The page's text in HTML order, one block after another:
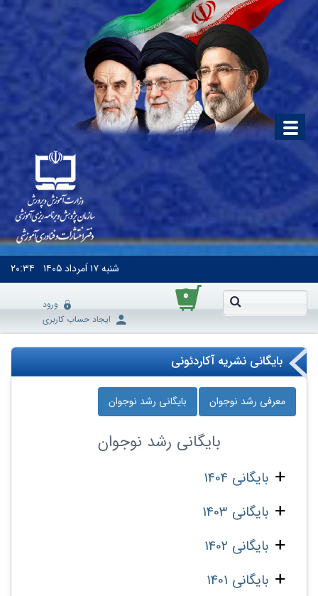
شنبه۱۷ اَمرداد ۱۴۰۵ ۲۰:۳۴
۰
ورود
ایجاد حساب کاربری
بایگانی نشریه آکاردئونی
معرفی رشد نوجوان بایگانی رشد نوجوان
بایگانی رشد نوجوان
بایگانی 1404
بایگانی 1403
بایگانی 1402
بایگانی 1401